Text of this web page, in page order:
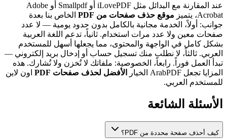
عند المقارنة مع البدائل مثل iLovePDF أو Smallpdf أو Adobe
Acrobat، يتميز
موقع حذف صفحات من PDF
الخاص بنا بعدة
جوانب: أولاً، الخدمة مجانية بالكامل بدون حدود يومية — لا عدد
صفحات معين ولا عدد مرات استخدام. ثانياً، تدعم اللغة العربية
بشكل كامل في الواجهة والمحتوى، مما يجعلها أسهل للمستخدم
العربي. ثالثاً، لا نطلب منك تسجيل حساب أو إدخال بريد إلكتروني —
تبدأ العمل فوراً. رابعاً، الخصوصية: ملفاتك لا تُخزن ولا تُشارك. هذه
المزايا تجعل ArabPDF الخيار
الأفضل لحذف صفحات PDF
اون لاين
للمستخدم العربي.
الأسئلة الشائعة
كيف أحذف صفحة محددة من PDF؟